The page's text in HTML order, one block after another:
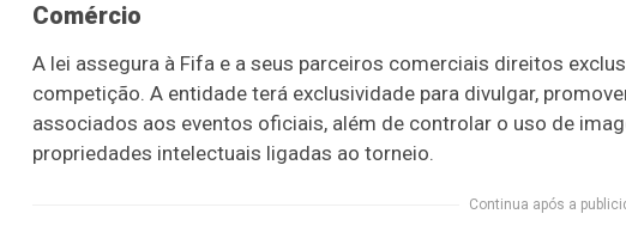
Comércio
A lei assegura à Fifa e a seus parceiros comerciais direitos
competição. A entidade terá exclusividade para divulgar,
associados aos eventos oficiais, além de controlar o uso de
propriedades intelectuais ligadas ao torneio.
Continua após a